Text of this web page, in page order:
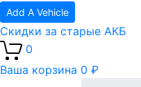
Add A Vehicle
Скидки за старые АКБ
0
Ваша корзина 0 ₽